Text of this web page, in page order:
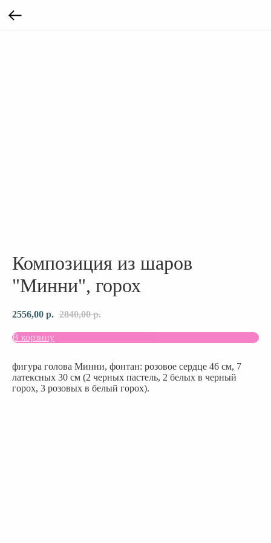
Композиция из шаров
"Минни", горох
2556,00 р. 2840,00 р.
В корзину
фигура голова Минни, фонтан: розовое сердце 46 см, 7
латексных 30 см (2 черных пастель, 2 белых в черный
горох, 3 розовых в белый горох).